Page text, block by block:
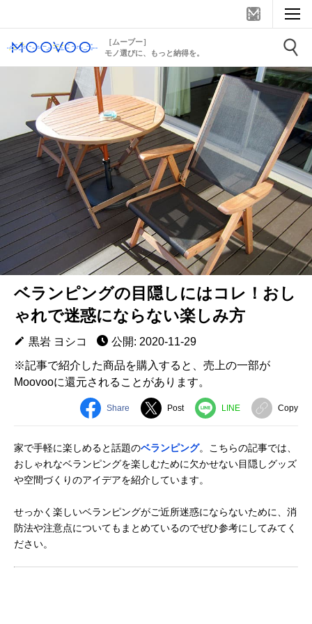
［ムーブー］
モノ選びに、もっと納得を。
ベランピングの目隠しにはコレ！おし
ゃれで迷惑にならない楽しみ方
黒岩 ヨシコ
公開: 2020-11-29
※記事で紹介した商品を購入すると、売上の一部が
Moovooに還元されることがあります。
Share Post LINE Copy
家で手軽に楽しめると話題のベランピング。こちらの記事では、
おしゃれなベランピングを楽しむために欠かせない目隠しグッズ
や空間づくりのアイデアを紹介しています。
せっかく楽しいベランピングがご近所迷惑にならないために、消
防法や注意点についてもまとめているのでぜひ参考にしてみてく
ださい。